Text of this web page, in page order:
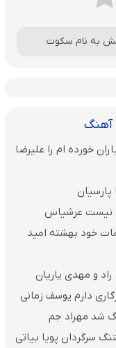
به نام سکوت
آهنگ
خورده ام را علیرضا
پارسیان
نیست عرشیاس
خود بهشته امید
و مهدی یاریان
دارم یوسف زمانی
شد مهراد جم
سرگردان پویا بیاتی